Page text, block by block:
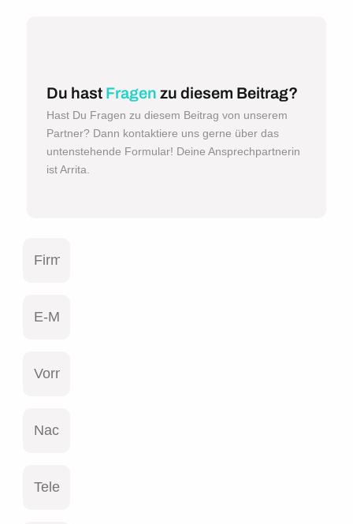
Du hast Fragen zu diesem Beitrag?
Hast Du Fragen zu diesem Beitrag von unserem
Partner? Dann kontaktiere uns gerne über das
untenstehende Formular! Deine Ansprechpartnerin
ist Arrita.